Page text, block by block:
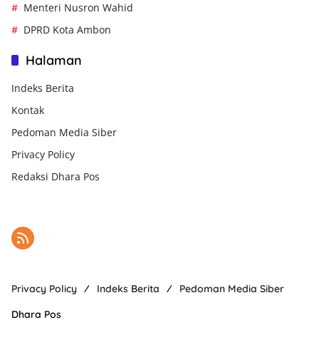
Menteri Nusron Wahid
DPRD Kota Ambon
Halaman
Indeks Berita
Kontak
Pedoman Media Siber
Privacy Policy
Redaksi Dhara Pos
Privacy Policy Indeks Berita
Pedoman Media Siber
Dhara Pos